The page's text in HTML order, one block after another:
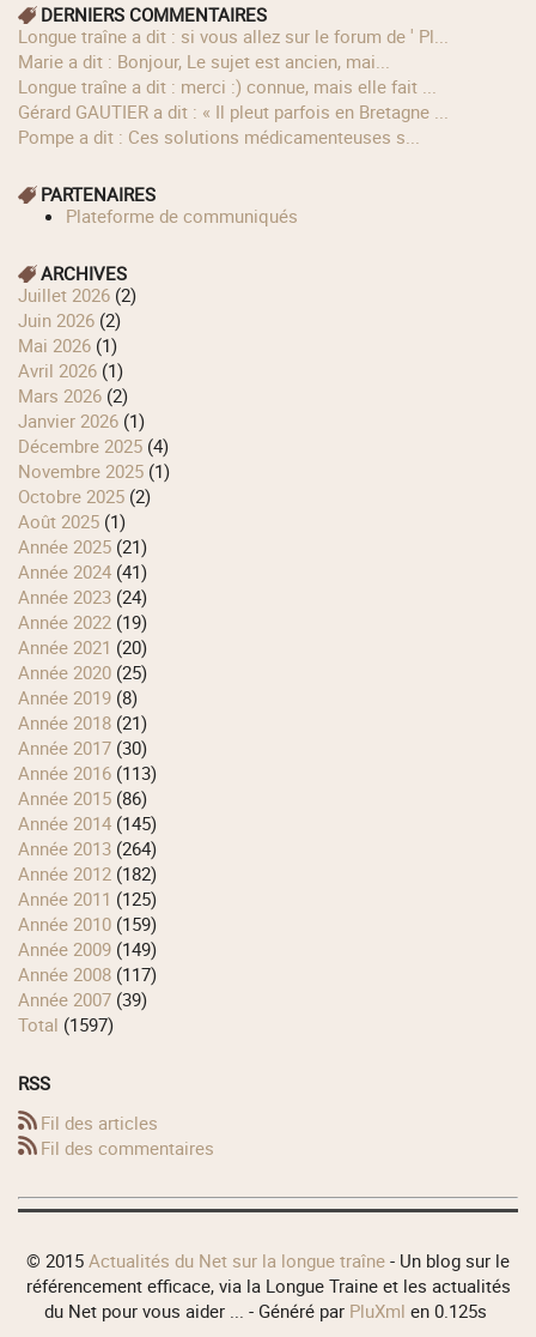
DERNIERS COMMENTAIRES
longue traîne a dit : si vous allez sur le forum de ' Pl...
Marie a dit : Bonjour, Le sujet est ancien, mai...
longue traîne a dit : merci :) connue, mais elle fait ...
Gérard GAUTIER a dit : « Il pleut parfois en Bretagne ...
Pompe a dit : Ces solutions médicamenteuses s...
PARTENAIRES
Plateforme de communiqués
ARCHIVES
juillet 2026 (2)
juin 2026 (2)
mai 2026 (1)
avril 2026 (1)
mars 2026 (2)
janvier 2026 (1)
décembre 2025 (4)
novembre 2025 (1)
octobre 2025 (2)
août 2025 (1)
année 2025 (21)
année 2024 (41)
année 2023 (24)
année 2022 (19)
année 2021 (20)
année 2020 (25)
année 2019 (8)
année 2018 (21)
année 2017 (30)
année 2016 (113)
année 2015 (86)
année 2014 (145)
année 2013 (264)
année 2012 (182)
année 2011 (125)
année 2010 (159)
année 2009 (149)
année 2008 (117)
année 2007 (39)
total (1597)
RSS
Fil des articles
Fil des commentaires
© 2015 Actualités du Net sur la longue traîne - Un blog sur le
référencement efficace, via la Longue Traine et les actualités
du Net pour vous aider ... - Généré par PluXml en 0.125s